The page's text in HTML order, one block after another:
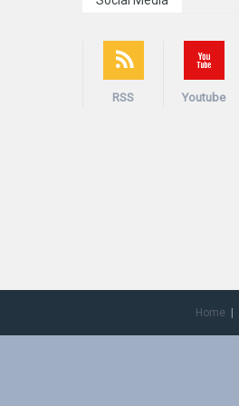
RSS Youtube
Home